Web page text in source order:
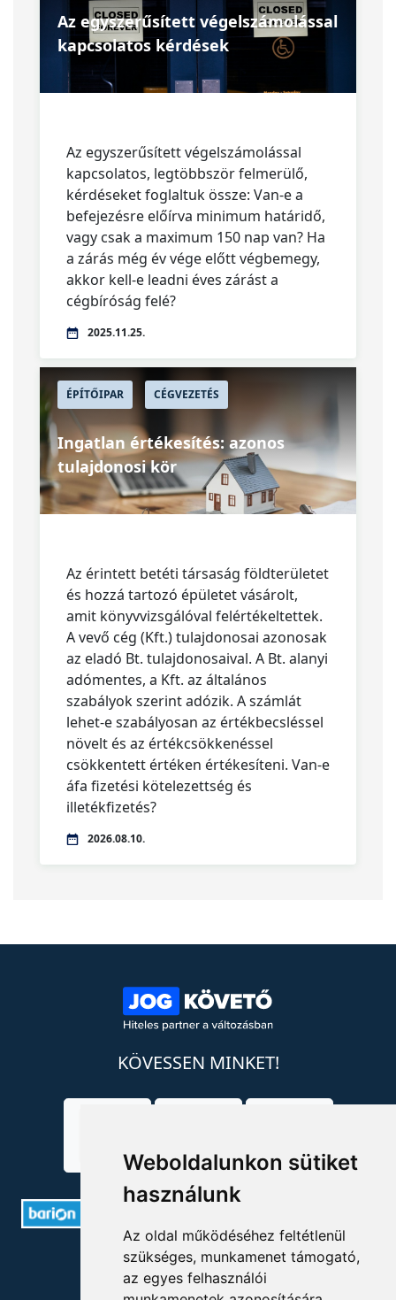
Weboldalunkon sütiket
használunk
Az oldal működéséhez feltétlenül
szükséges, munkamenet támogató,
az egyes felhasználói
Az egyszerűsített végelszámolással
kapcsolatos kérdések
Az egyszerűsített végelszámolással
kapcsolatos, legtöbbször felmerülő,
kérdéseket foglaltuk össze: Van-e a
befejezésre előírva minimum határidő,
vagy csak a maximum 150 nap van? Ha
a zárás még év vége előtt végbemegy,
akkor kell-e leadni éves zárást a
cégbíróság felé?
2025.11.25.
ÉPÍTŐIPAR CÉGVEZETÉS
Ingatlan értékesítés: azonos
tulajdonosi kör
Az érintett betéti társaság földterületet
és hozzá tartozó épületet vásárolt,
amit könyvvizsgálóval felértékeltettek.
A vevő cég (Kft.) tulajdonosai azonosak
az eladó Bt. tulajdonosaival. A Bt. alanyi
adómentes, a Kft. az általános
szabályok szerint adózik. A számlát
lehet-e szabályosan az értékbecsléssel
növelt és az értékcsökkenéssel
csökkentett értéken értékesíteni. Van-e
áfa fizetési kötelezettség és
illetékfizetés?
2026.08.10.
KÖVESSEN MINKET!
ELÉRHETŐSÉGEK